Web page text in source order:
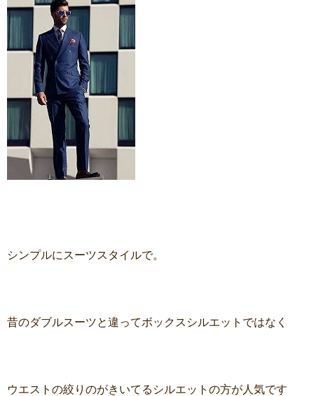
シンプルにスーツスタイルで。
昔のダブルスーツと違ってボックスシルエットではなく
ウエストの絞りのがきいてるシルエットの方が人気です